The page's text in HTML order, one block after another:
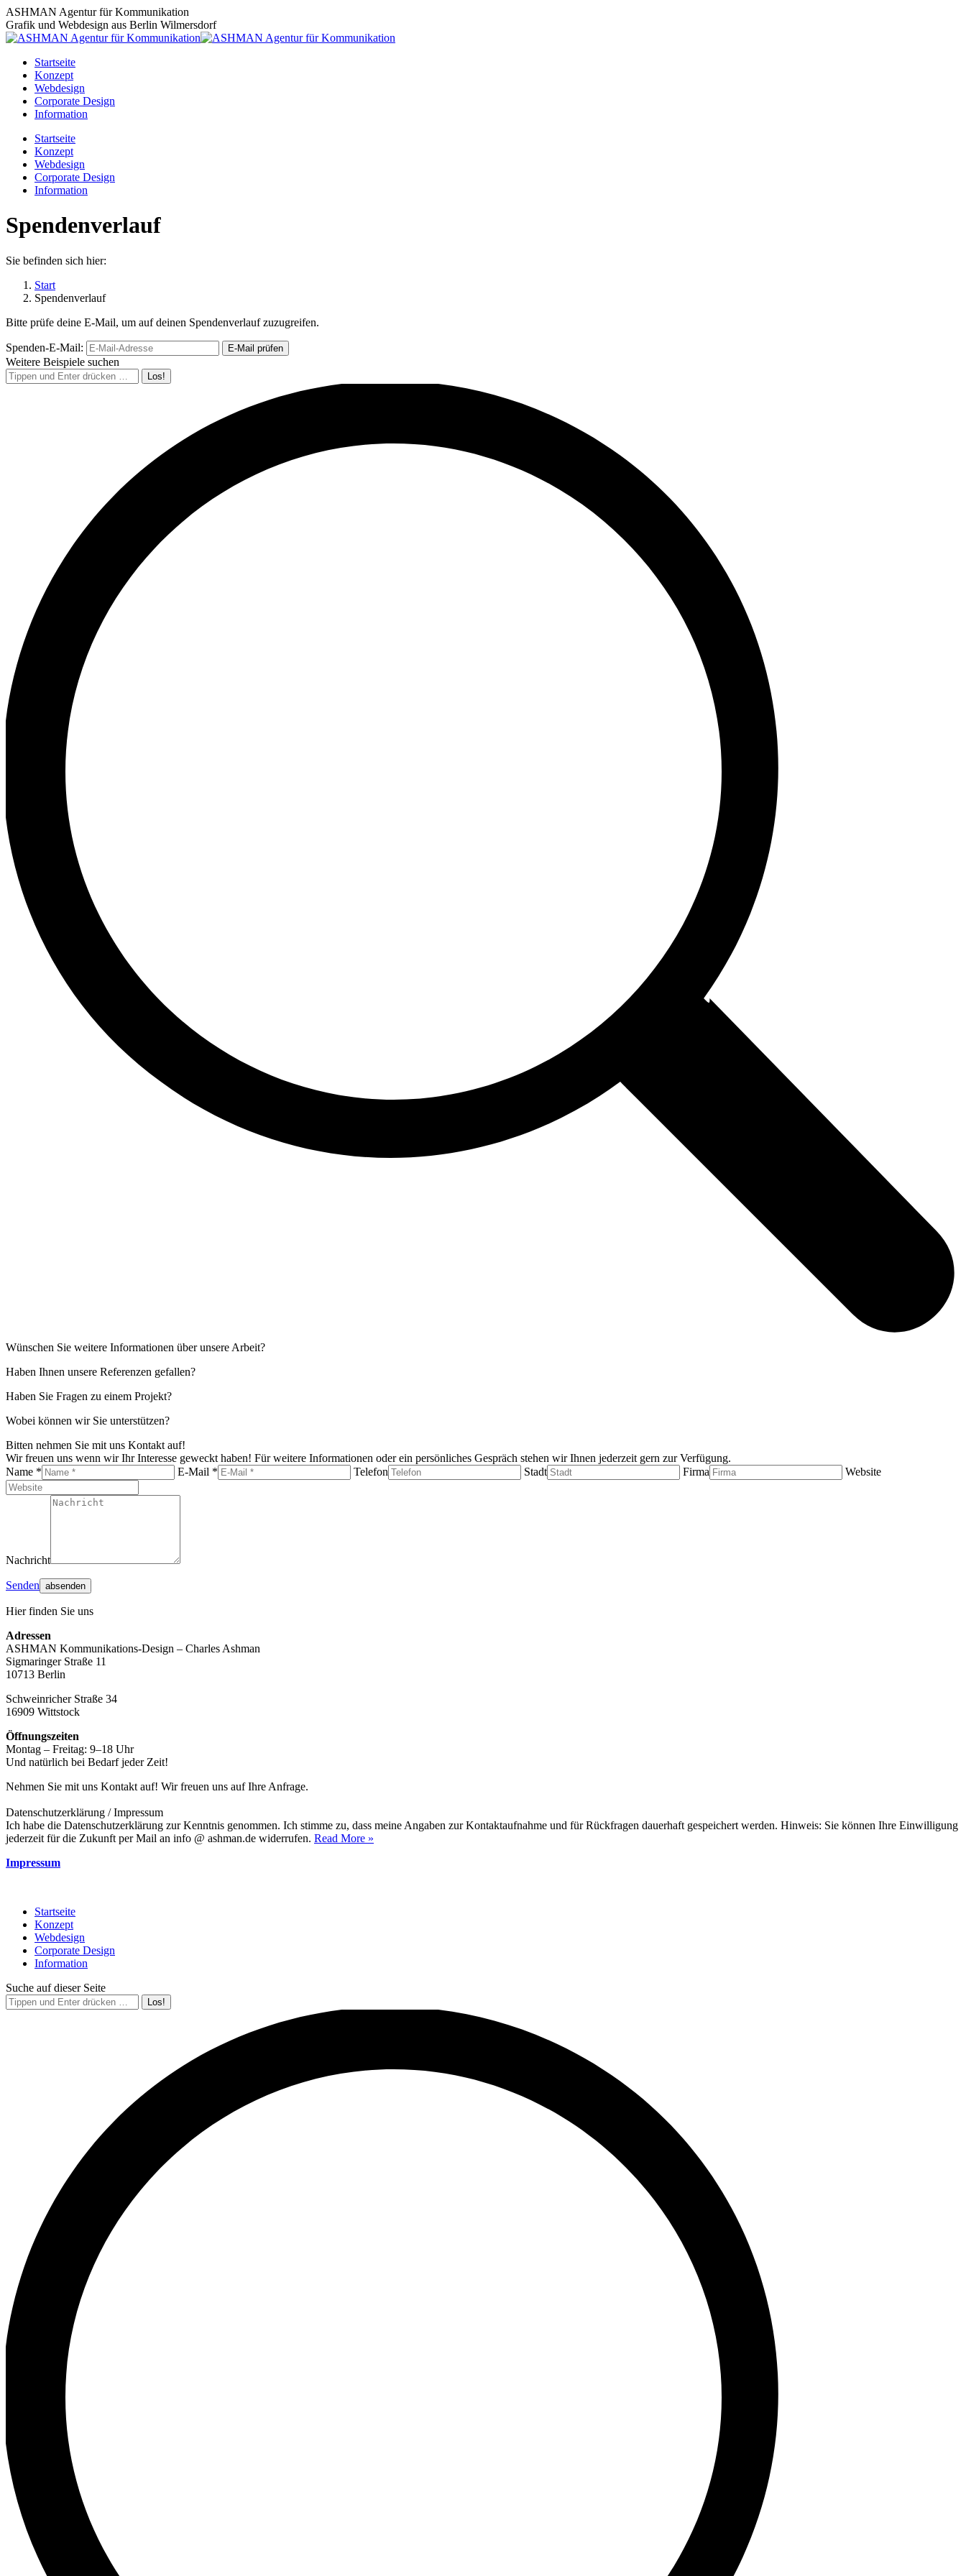
Zum
Inhalt
springen
ASHMAN Agentur für Kommunikation
Grafik und Webdesign aus Berlin Wilmersdorf
Startseite
Konzept
Webdesign
Corporate Design
Information
Startseite
Konzept
Webdesign
Corporate Design
Information
Spendenverlauf
Sie befinden sich hier:
Start
Spendenverlauf
Bitte prüfe deine E-Mail, um auf deinen Spendenverlauf zuzugreifen.
Spenden-E-Mail:
Weitere Beispiele suchen
Search:
Wünschen Sie weitere Informationen über unsere Arbeit?
Haben Ihnen unsere Referenzen gefallen?
Haben Sie Fragen zu einem Projekt?
Wobei können wir Sie unterstützen?
Bitten nehmen Sie mit uns Kontakt auf!
Wir freuen uns wenn wir Ihr Interesse geweckt haben! Für weitere Informationen oder ein persönliches Gespräch stehen wir Ihnen jederzeit gern zur Verfügung.
Name *
E-Mail * Telefon Stadt Firma Website
Nachricht
Senden
Hier finden Sie uns
Adressen
ASHMAN Kommunikations-Design – Charles Ashman
Sigmaringer Straße 11
10713 Berlin
Schweinricher Straße 34
16909 Wittstock
Öffnungszeiten
Montag – Freitag: 9–18 Uhr
Und natürlich bei Bedarf jeder Zeit!
Nehmen Sie mit uns Kontakt auf! Wir freuen uns auf Ihre Anfrage.
Datenschutzerklärung / Impressum
Ich habe die Datenschutzerklärung zur Kenntnis genommen. Ich stimme zu, dass meine Angaben zur Kontaktaufnahme und für Rückfragen dauerhaft gespeichert werden. Hinweis: Sie können Ihre Einwilligung
jederzeit für die Zukunft per Mail an info @ ashman.de widerrufen. Read More »
Impressum
Startseite
Konzept
Webdesign
Corporate Design
Information
Suche auf dieser Seite
Search: